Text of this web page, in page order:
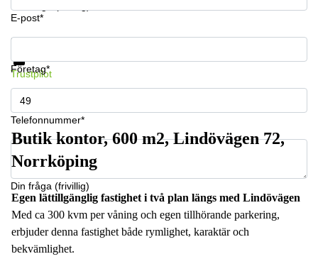
E-post*
Företag*
Telefonnummer*
Din fråga (frivillig)
Få information och pris
Trustpilot
Butik kontor, 600 m2, Lindövägen 72,
Norrköping
Egen lättillgänglig fastighet i två plan längs med Lindövägen
Med ca 300 kvm per våning och egen tillhörande parkering,
erbjuder denna fastighet både rymlighet, karaktär och
bekvämlighet.